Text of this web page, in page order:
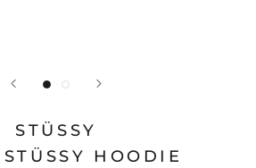
STÜSSY
HOODIE